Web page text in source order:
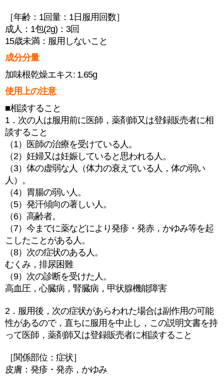
［年齢：1回量：1日服用回数］
成人：1包(2g)：3回
15歳未満：服用しないこと
成分分量
加味根乾燥エキス: 1.65g
使用上の注意
■相談すること
1．次の人は服用前に医師，薬剤師又は登録販売者に相
談すること
（1）医師の治療を受けている人。
（2）妊婦又は妊娠していると思われる人。
（3）体の虚弱な人（体力の衰えている人，体の弱い
人）。
（4）胃腸の弱い人。
（5）発汗傾向の著しい人。
（6）高齢者。
（7）今までに薬などにより発疹・発赤，かゆみ等を起
こしたことがある人。
（8）次の症状のある人。
むくみ，排尿困難
（9）次の診断を受けた人。
高血圧，心臓病，腎臓病，甲状腺機能障害
2．服用後，次の症状があらわれた場合は副作用の可能
性があるので，直ちに服用を中止し，この説明文書を持
って医師，薬剤師又は登録販売者に相談すること
［関係部位：症状］
皮膚：発疹・発赤，かゆみ